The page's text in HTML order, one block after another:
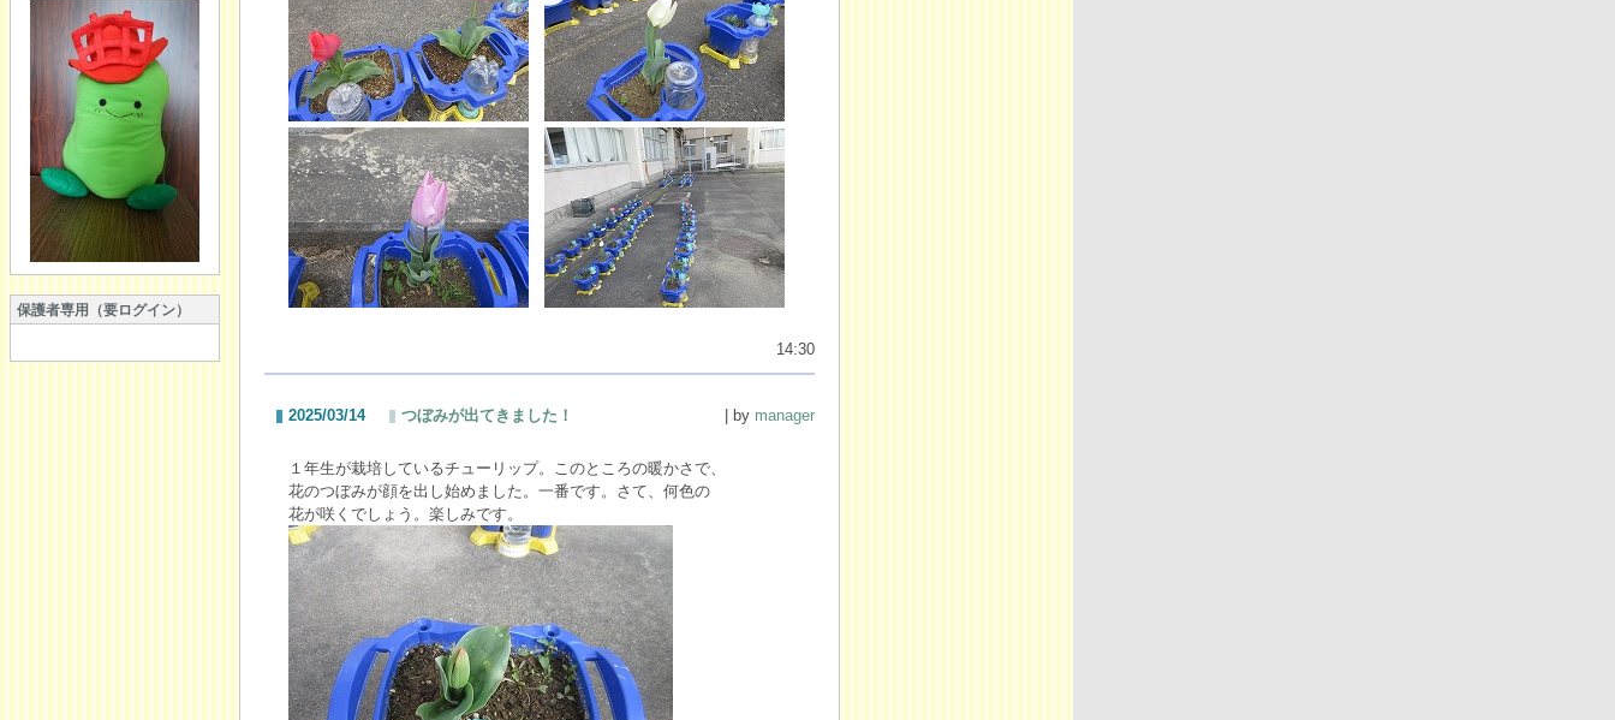
保護者専用（要ログイン）
14:30
2025/03/14 つぼみが出てきました！ | by manager
１年生が栽培しているチューリップ。このところの暖かさで、
花のつぼみが顔を出し始めました。一番です。さて、何色の
花が咲くでしょう。楽しみです。